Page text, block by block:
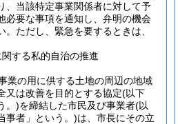
、当該特定事業関係者に対して予
必要な事項を通知し、弁明の機会
ただし、緊急を要するときは、
する私的自治の推進
業の用に供する土地の周辺の地域
又は改善を目的とする協定(以下
。)を締結した市民及び事業者(以
事者」という。)は、市長にその立